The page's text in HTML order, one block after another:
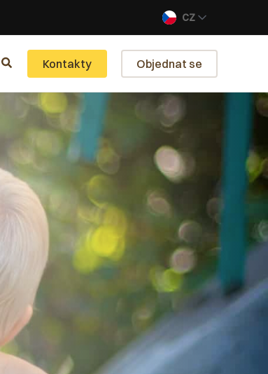
CZ
Kontakty Objednat se